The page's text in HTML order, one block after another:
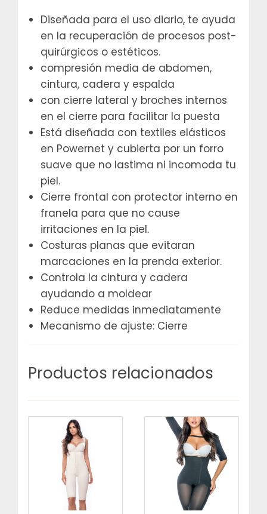
Diseñada para el uso diario, te ayuda
en la recuperación de procesos post-
quirúrgicos o estéticos.
compresión media de abdomen,
cintura, cadera y espalda
con cierre lateral y broches internos
en el cierre para facilitar la puesta
Está diseñada con textiles elásticos
en Powernet y cubierta por un forro
suave que no lastima ni incomoda tu
piel.
Cierre frontal con protector interno en
franela para que no cause
irritaciones en la piel.
Costuras planas que evitaran
marcaciones en la prenda exterior.
Controla la cintura y cadera
ayudando a moldear
Reduce medidas inmediatamente
Mecanismo de ajuste: Cierre
Productos relacionados